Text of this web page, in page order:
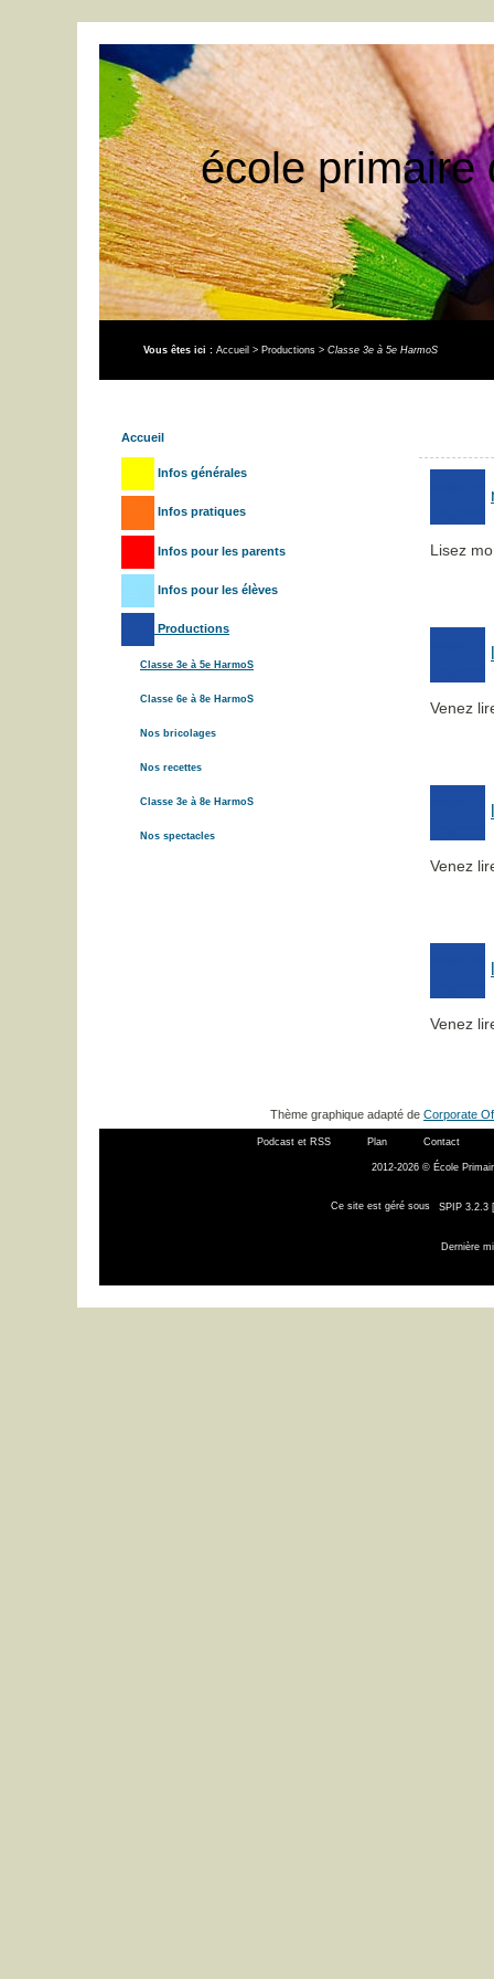
école primaire
Vous êtes ici : Accueil > Productions > Classe 3e à 5e HarmoS
Accueil
Infos générales
Infos pratiques
Infos pour les parents
Infos pour les élèves
Productions
Classe 3e à 5e HarmoS
Classe 6e à 8e HarmoS
Nos bricolages
Nos recettes
Classe 3e à 8e HarmoS
Nos spectacles
Lisez
Venez
Venez
Venez
Thème graphique adapté de Corporate
Podcast et RSS Plan Contact
2012-2026 © École
Ce site est géré sous SPIP 3.2.3
Dernière